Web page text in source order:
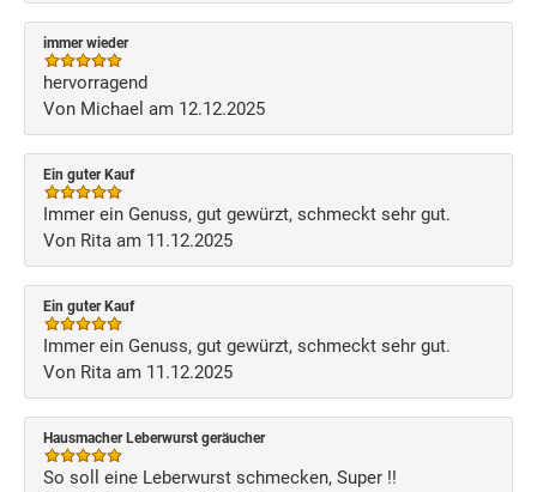
immer wieder
hervorragend
Von Michael am 12.12.2025
Ein guter Kauf
Immer ein Genuss, gut gewürzt, schmeckt sehr gut.
Von Rita am 11.12.2025
Ein guter Kauf
Immer ein Genuss, gut gewürzt, schmeckt sehr gut.
Von Rita am 11.12.2025
Hausmacher Leberwurst geräucher
So soll eine Leberwurst schmecken, Super !!